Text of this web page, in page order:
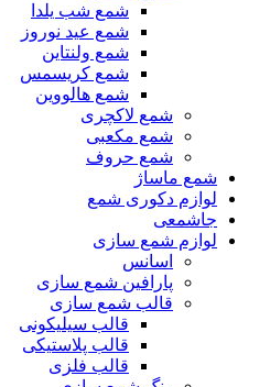
شمع شب یلدا
شمع عید نوروز
شمع ولنتاین
شمع کریسمس
شمع هالووین
شمع لاکچری
شمع مکعبی
شمع حروف
شمع ماساژ
لوازم دکوری شمع
جاشمعی
لوازم شمع سازی
اسانس
پارافین شمع سازی
قالب شمع سازی
قالب سیلیکونی
قالب پلاستیکی
قالب فلزی